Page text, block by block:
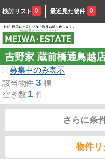
検討リスト 0 最近見た物件 0
吉野家 蔵前橋通鳥越
募集中のみ表示
該当物件 3 棟
空き数 1 件
さらに条
物件リ